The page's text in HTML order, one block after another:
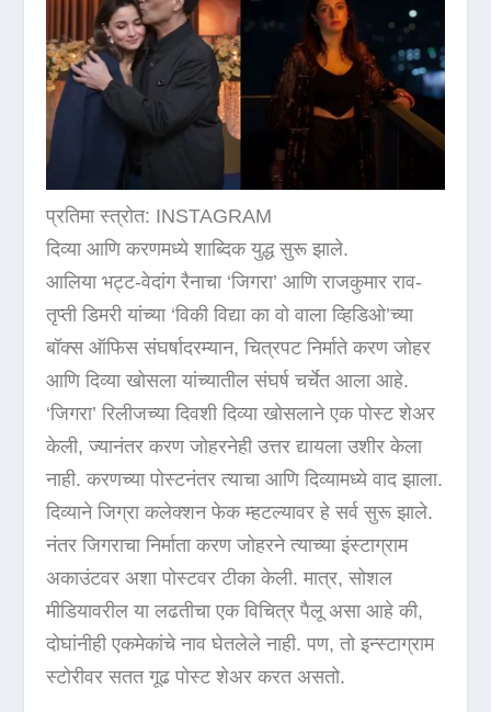
प्रतिमा स्त्रोत: INSTAGRAM
दिव्या आणि करणमध्ये शाब्दिक युद्ध सुरू झाले.
आलिया भट्ट-वेदांग रैनाचा ‘जिगरा’ आणि राजकुमार राव-
तृप्ती डिमरी यांच्या ‘विकी विद्या का वो वाला व्हिडिओ’च्या
बॉक्स ऑफिस संघर्षादरम्यान, चित्रपट निर्माते करण जोहर
आणि दिव्या खोसला यांच्यातील संघर्ष चर्चेत आला आहे.
‘जिगरा’ रिलीजच्या दिवशी दिव्या खोसलाने एक पोस्ट शेअर
केली, ज्यानंतर करण जोहरनेही उत्तर द्यायला उशीर केला
नाही. करणच्या पोस्टनंतर त्याचा आणि दिव्यामध्ये वाद झाला.
दिव्याने जिग्रा कलेक्शन फेक म्हटल्यावर हे सर्व सुरू झाले.
नंतर जिगराचा निर्माता करण जोहरने त्याच्या इंस्टाग्राम
अकाउंटवर अशा पोस्टवर टीका केली. मात्र, सोशल
मीडियावरील या लढतीचा एक विचित्र पैलू असा आहे की,
दोघांनीही एकमेकांचे नाव घेतलेले नाही. पण, तो इन्स्टाग्राम
स्टोरीवर सतत गूढ पोस्ट शेअर करत असतो.